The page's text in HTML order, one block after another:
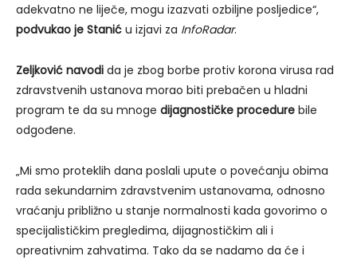
adekvatno ne liječe, mogu izazvati ozbiljne posljedice“,
podvukao je Stanić u izjavi za InfoRadar.
Zeljković navodi da je zbog borbe protiv korona virusa rad
zdravstvenih ustanova morao biti prebačen u hladni
program te da su mnoge dijagnostičke procedure bile
odgođene.
„Mi smo proteklih dana poslali upute o povećanju obima
rada sekundarnim zdravstvenim ustanovama, odnosno
vraćanju približno u stanje normalnosti kada govorimo o
specijalističkim pregledima, dijagnostičkim ali i
opreativnim zahvatima. Tako da se nadamo da će i